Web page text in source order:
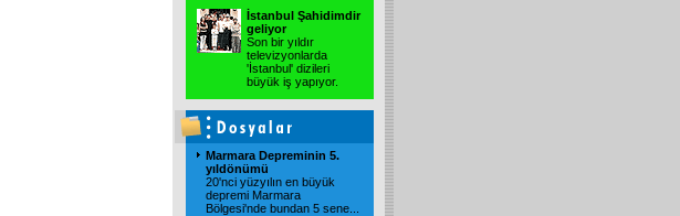
İstanbul Şahidimdir
geliyor
Son bir yıldır
televizyonlarda
'İstanbul' dizileri
büyük iş yapıyor.
Marmara Depreminin 5.
yıldönümü
20'nci yüzyılın en büyük
depremi Marmara
Bölgesi'nde bundan 5 sene